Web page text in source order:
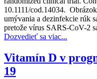
10.1111/cod.14034.
umývania a dezinfekcie rúk
pretože vírus SARS-CoV-2
Dozvedieť sa viac...
Vitamín D v
19